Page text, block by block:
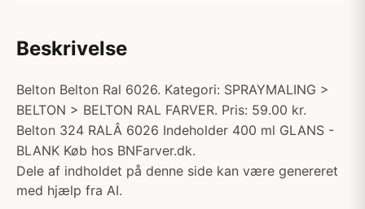
Beskrivelse
Belton Belton Ral 6026. Kategori: SPRAYMALING >
BELTON > BELTON RAL FARVER. Pris: 59.00 kr.
Belton 324 RALÂ 6026 Indeholder 400 ml GLANS -
BLANK Køb hos BNFarver.dk.
Dele af indholdet på denne side kan være genereret
med hjælp fra AI.